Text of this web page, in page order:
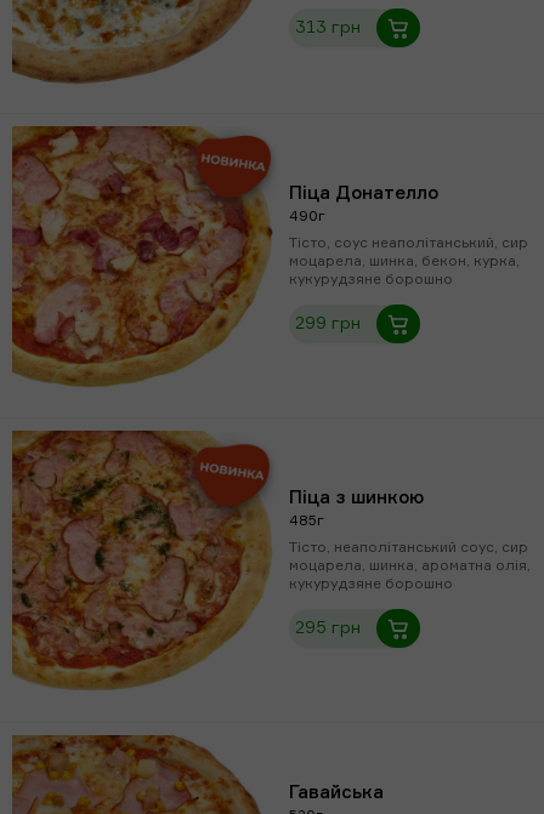
313 грн
Піца Донателло
490г
Тісто, соус неаполітанський, сир
моцарела, шинка, бекон, курка,
кукурудзяне борошно
299 грн
Піца з шинкою
485г
Тісто, неаполітанський соус, сир
моцарела, шинка, ароматна олія,
кукурудзяне борошно
295 грн
Гавайська